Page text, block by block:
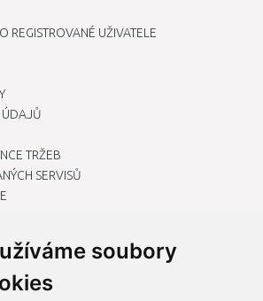
soubory
REGISTROVANÉ UŽIVATELE
ÚDAJŮ
TRŽEB
SERVISŮ
COOKIES